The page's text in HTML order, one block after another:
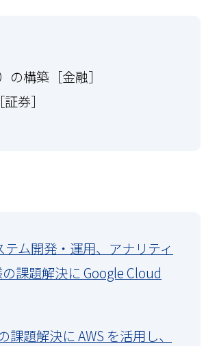
構築［金融］
券］
ム開発・運用、アナリティ
課題解決に Google Cloud
題解決に AWS を活用し、